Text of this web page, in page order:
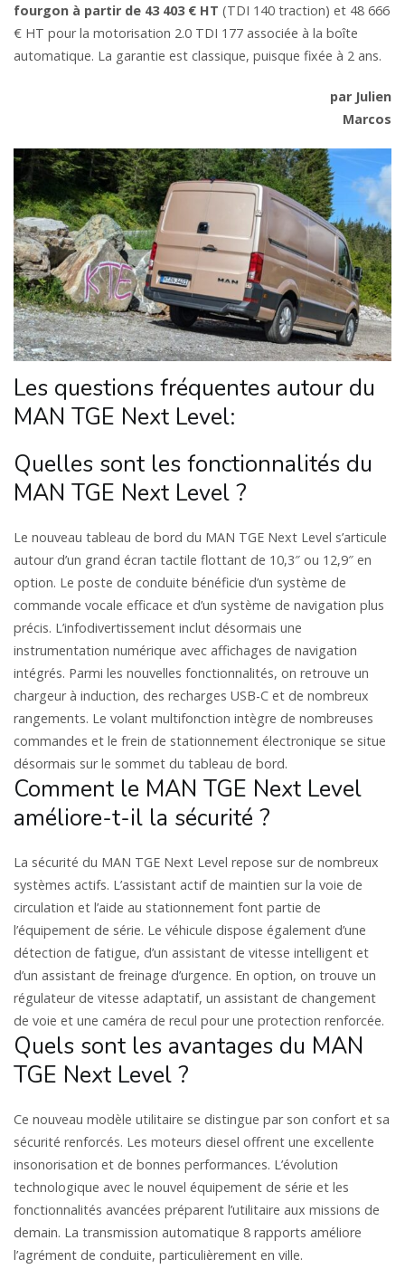
fourgon à partir de 43 403 € HT (TDI 140 traction) et 48 666
€ HT pour la motorisation 2.0 TDI 177 associée à la boîte
automatique. La garantie est classique, puisque fixée à 2 ans.
par Julien
Marcos
Les questions fréquentes autour du
MAN TGE Next Level:
Quelles sont les fonctionnalités du
MAN TGE Next Level ?​
Le nouveau tableau de bord du MAN TGE Next Level s’articule
autour d’un grand écran tactile flottant de 10,3″ ou 12,9″ en
option. Le poste de conduite bénéficie d’un système de
commande vocale efficace et d’un système de navigation plus
précis. L’infodivertissement inclut désormais une
instrumentation numérique avec affichages de navigation
intégrés. Parmi les nouvelles fonctionnalités, on retrouve un
chargeur à induction, des recharges USB-C et de nombreux
rangements. Le volant multifonction intègre de nombreuses
commandes et le frein de stationnement électronique se situe
désormais sur le sommet du tableau de bord.
Comment le MAN TGE Next Level
améliore-t-il la sécurité ?
La sécurité du MAN TGE Next Level repose sur de nombreux
systèmes actifs. L’assistant actif de maintien sur la voie de
circulation et l’aide au stationnement font partie de
l’équipement de série. Le véhicule dispose également d’une
détection de fatigue, d’un assistant de vitesse intelligent et
d’un assistant de freinage d’urgence. En option, on trouve un
régulateur de vitesse adaptatif, un assistant de changement
de voie et une caméra de recul pour une protection renforcée.
Quels sont les avantages du MAN
TGE Next Level ?
Ce nouveau modèle utilitaire se distingue par son confort et sa
sécurité renforcés. Les moteurs diesel offrent une excellente
insonorisation et de bonnes performances. L’évolution
technologique avec le nouvel équipement de série et les
fonctionnalités avancées préparent l’utilitaire aux missions de
demain. La transmission automatique 8 rapports améliore
l’agrément de conduite, particulièrement en ville.